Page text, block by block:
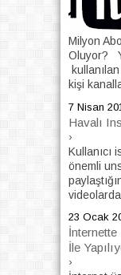
Milyon
Oluyor?
kişi
7 Nisan
Havalı
›
Kullanıcı
önemli
23 Ocak
İle
›